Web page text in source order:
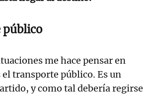
público
me hace pensar en
el transporte público. Es un
y como tal debería regirse